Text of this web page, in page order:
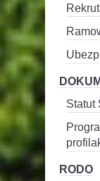
Statut
RODO